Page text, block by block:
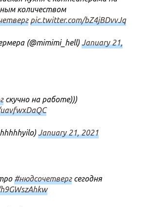
количеством
pic.twitter.com/bZ4jBDvvJq
(@mimimi_hell) January 21,
скучно на работе)))
January 21, 2021
#нюдсочетвергсегодня